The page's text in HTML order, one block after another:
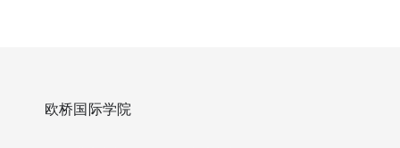
欧桥国际学院